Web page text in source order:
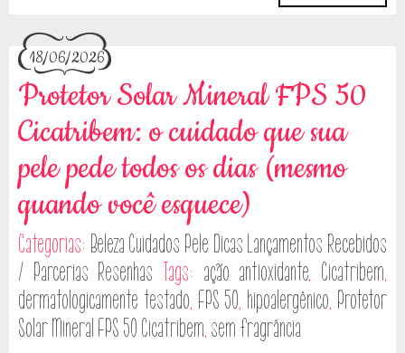
18/06/2026
Protetor Solar Mineral FPS 50
Cicatribem: o cuidado que sua
pele pede todos os dias (mesmo
quando você esquece)
Categorias: Beleza Cuidados Pele Dicas Lançamentos Recebidos
/ Parcerias Resenhas Tags: ação antioxidante, Cicatribem,
dermatologicamente testado, FPS 50, hipoalergênico, Protetor
Solar Mineral FPS 50 Cicatribem, sem fragrância